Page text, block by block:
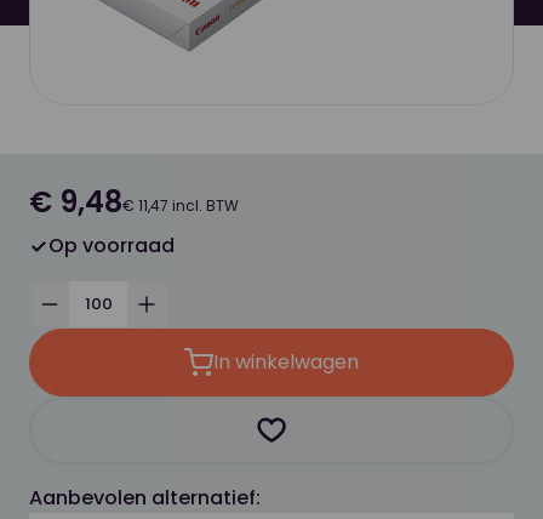
€ 9,48€ 11,47 incl. BTW
Op voorraad
VerminderVerhoog
In winkelwagen
Product toevoegen als
Aanbevolen alternatief: